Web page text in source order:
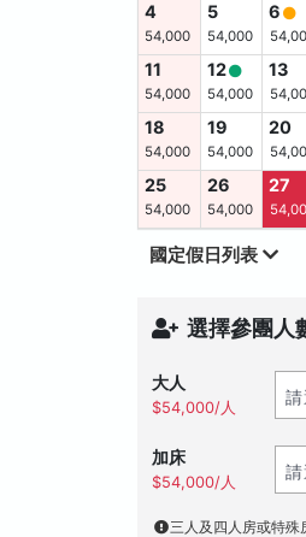
4
54,000
5
54,000
6
11
54,000
12
54,000
13
18
54,000
19
54,000
20
25
54,000
26
54,000
27
國定假日列表
選擇參團人
大人
$54,000/人
加床
$54,000/人
三人及四人房或特殊